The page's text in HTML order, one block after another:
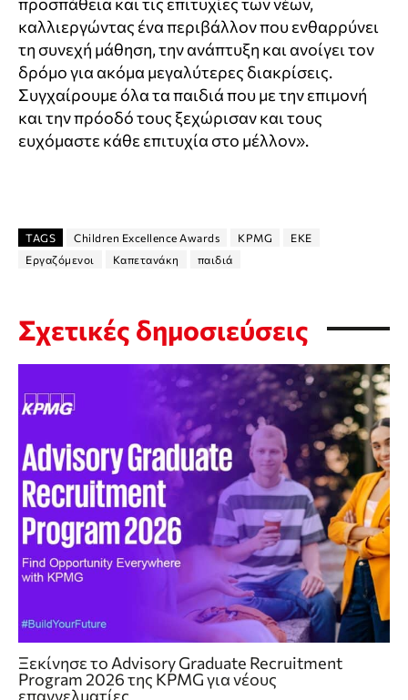
καλλιεργώντας ένα περιβάλλον που ενθαρρύνει
τη συνεχή μάθηση, την ανάπτυξη και ανοίγει τον
δρόμο για ακόμα μεγαλύτερες διακρίσεις.
Συγχαίρουμε όλα τα παιδιά που με την επιμονή
και την πρόοδό τους ξεχώρισαν και τους
ευχόμαστε κάθε επιτυχία στο μέλλον».
TAGS Children Excellence Awards KPMG
ΕΚΕ
Εργαζόμενοι
Καπετανάκη παιδιά
Σχετικές δημοσιεύσεις
Ξεκίνησε το Advisory Graduate Recruitment
Program 2026 της KPMG για νέους
επαγγελματίες